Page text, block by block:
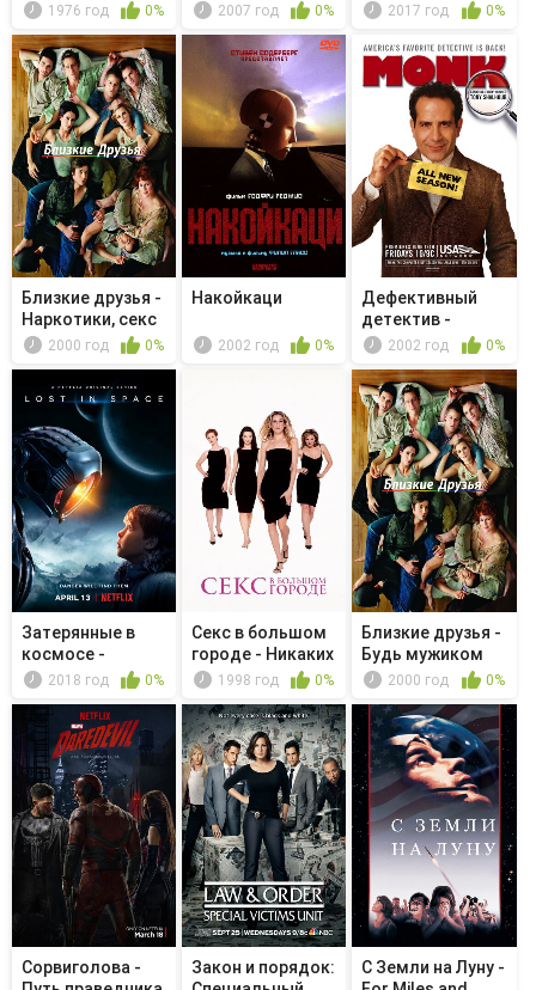
1976 год 0% 2007 год 0% 2017 год 0%
Близкие друзья -
Наркотики, секс
и ложь2000 год 0%
Накойкаци
2002 год 0%
Дефективный
детектив -
Мистер Монк и ...
2002 год 0%
Затерянные в
космосе -
Девяносто семь
2018 год 0%
Секс в большом
городе - Никаких
если,...1998 год 0%
Близкие друзья -
Будь мужиком
2000 год 0%
Сорвиголова -
Закон и порядок:
С Земли на Луну -